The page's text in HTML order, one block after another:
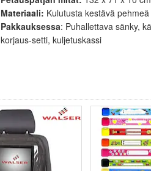
Materiaali: Kulutusta kestävä
Pakkauksessa: Puhallettava sänky,
korjaus-setti, kuljetuskassi